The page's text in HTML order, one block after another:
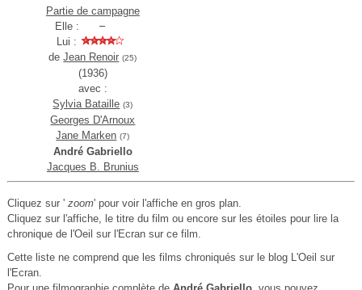
Partie de campagne
Elle :
Lui :
deJean Renoir (25)
(1936)
avec :
Sylvia Bataille (3)
Georges D'Arnoux
Jane Marken (7)
André Gabriello
Jacques B. Brunius
Cliquez sur ' zoom' pour voir l'affiche en gros plan.
Cliquez sur l'affiche, le titre du film ou encore sur les étoiles pour lire la
chronique de l'Oeil sur l'Ecran sur ce film.
Cette liste ne comprend que les films chroniqués sur le blog L'Oeil sur
l'Ecran.